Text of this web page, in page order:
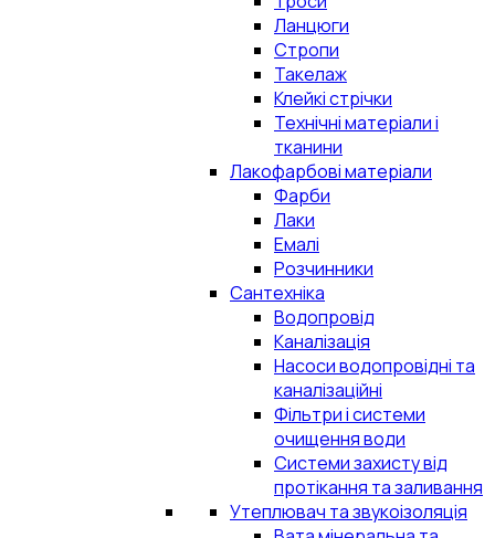
Ланцюги
Стропи
Такелаж
Клейкі стрічки
Технічні матеріали і
тканини
Лакофарбові матеріали
Фарби
Лаки
Емалі
Розчинники
Сантехніка
Водопровід
Каналізація
Насоси водопровідні та
каналізаційні
Фільтри і системи
очищення води
Системи захисту від
протікання та заливання
Утеплювач та звукоізоляція